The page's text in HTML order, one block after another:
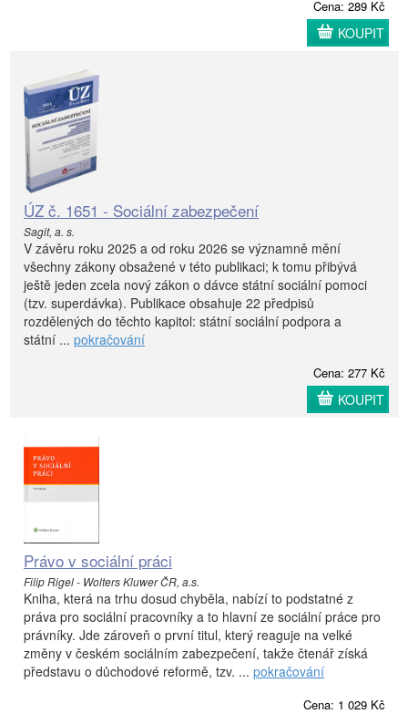
Cena: 289 Kč
KOUPIT
ÚZ č. 1651 - Sociální zabezpečení
Sagit, a. s.
V závěru roku 2025 a od roku 2026 se významně mění
všechny zákony obsažené v této publikaci; k tomu přibývá
ještě jeden zcela nový zákon o dávce státní sociální pomoci
(tzv. superdávka). Publikace obsahuje 22 předpisů
rozdělených do těchto kapitol: státní sociální podpora a
státní ... pokračování
Cena: 277 Kč
KOUPIT
Právo v sociální práci
Filip Rigel - Wolters Kluwer ČR, a.s.
Kniha, která na trhu dosud chyběla, nabízí to podstatné z
práva pro sociální pracovníky a to hlavní ze sociální práce pro
právníky. Jde zároveň o první titul, který reaguje na velké
změny v českém sociálním zabezpečení, takže čtenář získá
představu o důchodové reformě, tzv. ... pokračování
Cena: 1 029 Kč